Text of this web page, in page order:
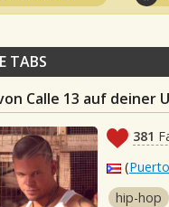
TABS
Calle 13 auf deiner
381
(
hip-hop